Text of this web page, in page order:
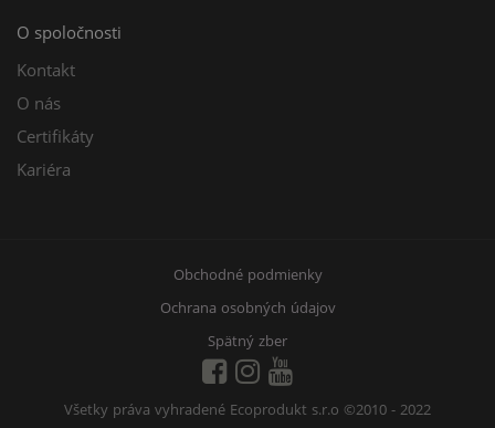
O spoločnosti
Kontakt
O nás
Certifikáty
Kariéra
Obchodné podmienky
Ochrana osobných údajov
Spätný zber
Všetky práva vyhradené Ecoprodukt s.r.o ©2010 - 2022